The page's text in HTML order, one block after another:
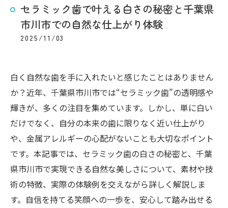
セラミック歯で叶える白さの秘密と千葉県
市川市での自然な仕上がり体験
2025/11/03
白く自然な歯を手に入れたいと感じたことはありません
か？近年、千葉県市川市では“セラミック歯”の透明感や
輝きが、多くの注目を集めています。しかし、単に白い
だけでなく、自分の本来の歯に限りなく近い仕上がり
や、金属アレルギーの心配がないことも大切なポイント
です。本記事では、セラミック歯の白さの秘密と、千葉
県市川市で実現できる自然な美しさについて、素材や技
術の特徴、実際の体験例を交えながら詳しく解説しま
す。自信を持てる笑顔への一歩を、安心して踏み出せる